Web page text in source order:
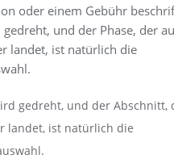
oder einem Gebühr
gedreht, und der Phase, der
landet, ist natürlich die
gedreht, und der Abschnitt,
landet, ist natürlich die